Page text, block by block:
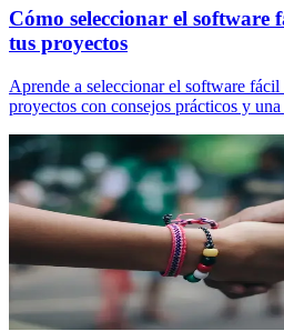
Cómo seleccionar el software
tus proyectos
Aprende a seleccionar el software fácil
proyectos con consejos prácticos y una